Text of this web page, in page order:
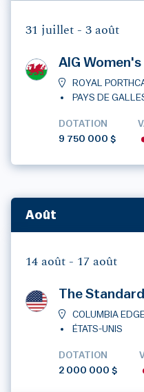
31 juillet - 3 août
AIG Women's
ROYAL
PAYS DE
DOTATION
9 750 000 $
Août
14 août - 17 août
The
COLUMBIA
ÉTATS-UNIS
DOTATION
2 000 000 $